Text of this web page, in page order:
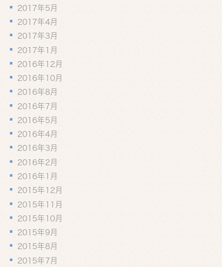
2017年5月
2017年4月
2017年3月
2017年1月
2016年12月
2016年10月
2016年8月
2016年7月
2016年5月
2016年4月
2016年3月
2016年2月
2016年1月
2015年12月
2015年11月
2015年10月
2015年9月
2015年8月
2015年7月